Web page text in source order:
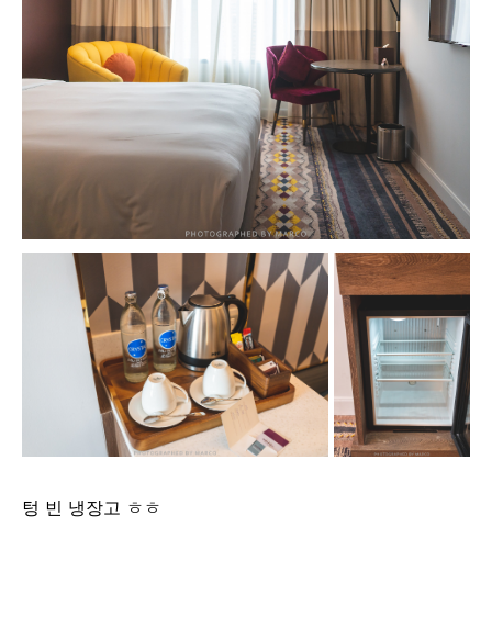
텅 빈 냉장고 ㅎㅎ